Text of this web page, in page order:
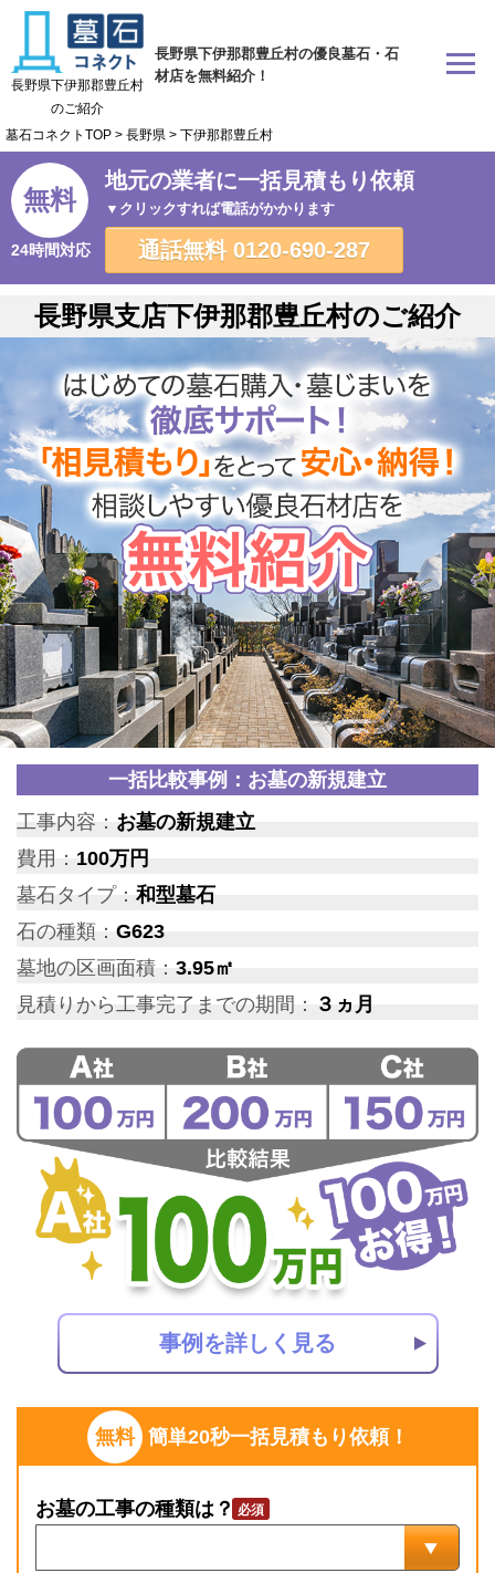
長野県下伊那郡豊丘村の優良墓石・石
材店を無料紹介！
長野県下伊那郡豊丘村
のご紹介
墓石コネクトTOP > 長野県 > 下伊那郡豊丘村
無料
24時間対応
地元の業者に一括見積もり依頼
▼クリックすれば電話がかかります
通話無料 0120-690-287
長野県支店下伊那郡豊丘村のご紹介
無料 簡単20秒一括見積もり依頼！
お墓の工事の種類は？
一括比較事例：お墓の新規建立
工事内容： お墓の新規建立
費用： 100万円
墓石タイプ：和型墓石
石の種類： G623
墓地の区画面積： 3.95㎡
見積りから工事完了までの期間： ３ヵ月
事例を詳しく見る